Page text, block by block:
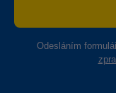
Odesláním